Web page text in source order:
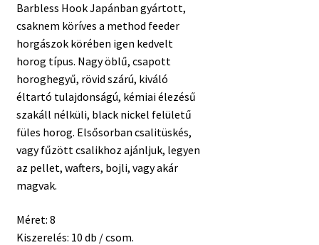
Barbless Hook Japánban gyártott,
csaknem köríves a method feeder
horgászok körében igen kedvelt
horog típus. Nagy öblű, csapott
horoghegyű, rövid szárú, kiváló
éltartó tulajdonságú, kémiai élezésű
szakáll nélküli, black nickel felületű
füles horog. Elsősorban csalitüskés,
vagy fűzött csalikhoz ajánljuk, legyen
az pellet, wafters, bojli, vagy akár
magvak.
Méret: 8
Kiszerelés: 10 db / csom.